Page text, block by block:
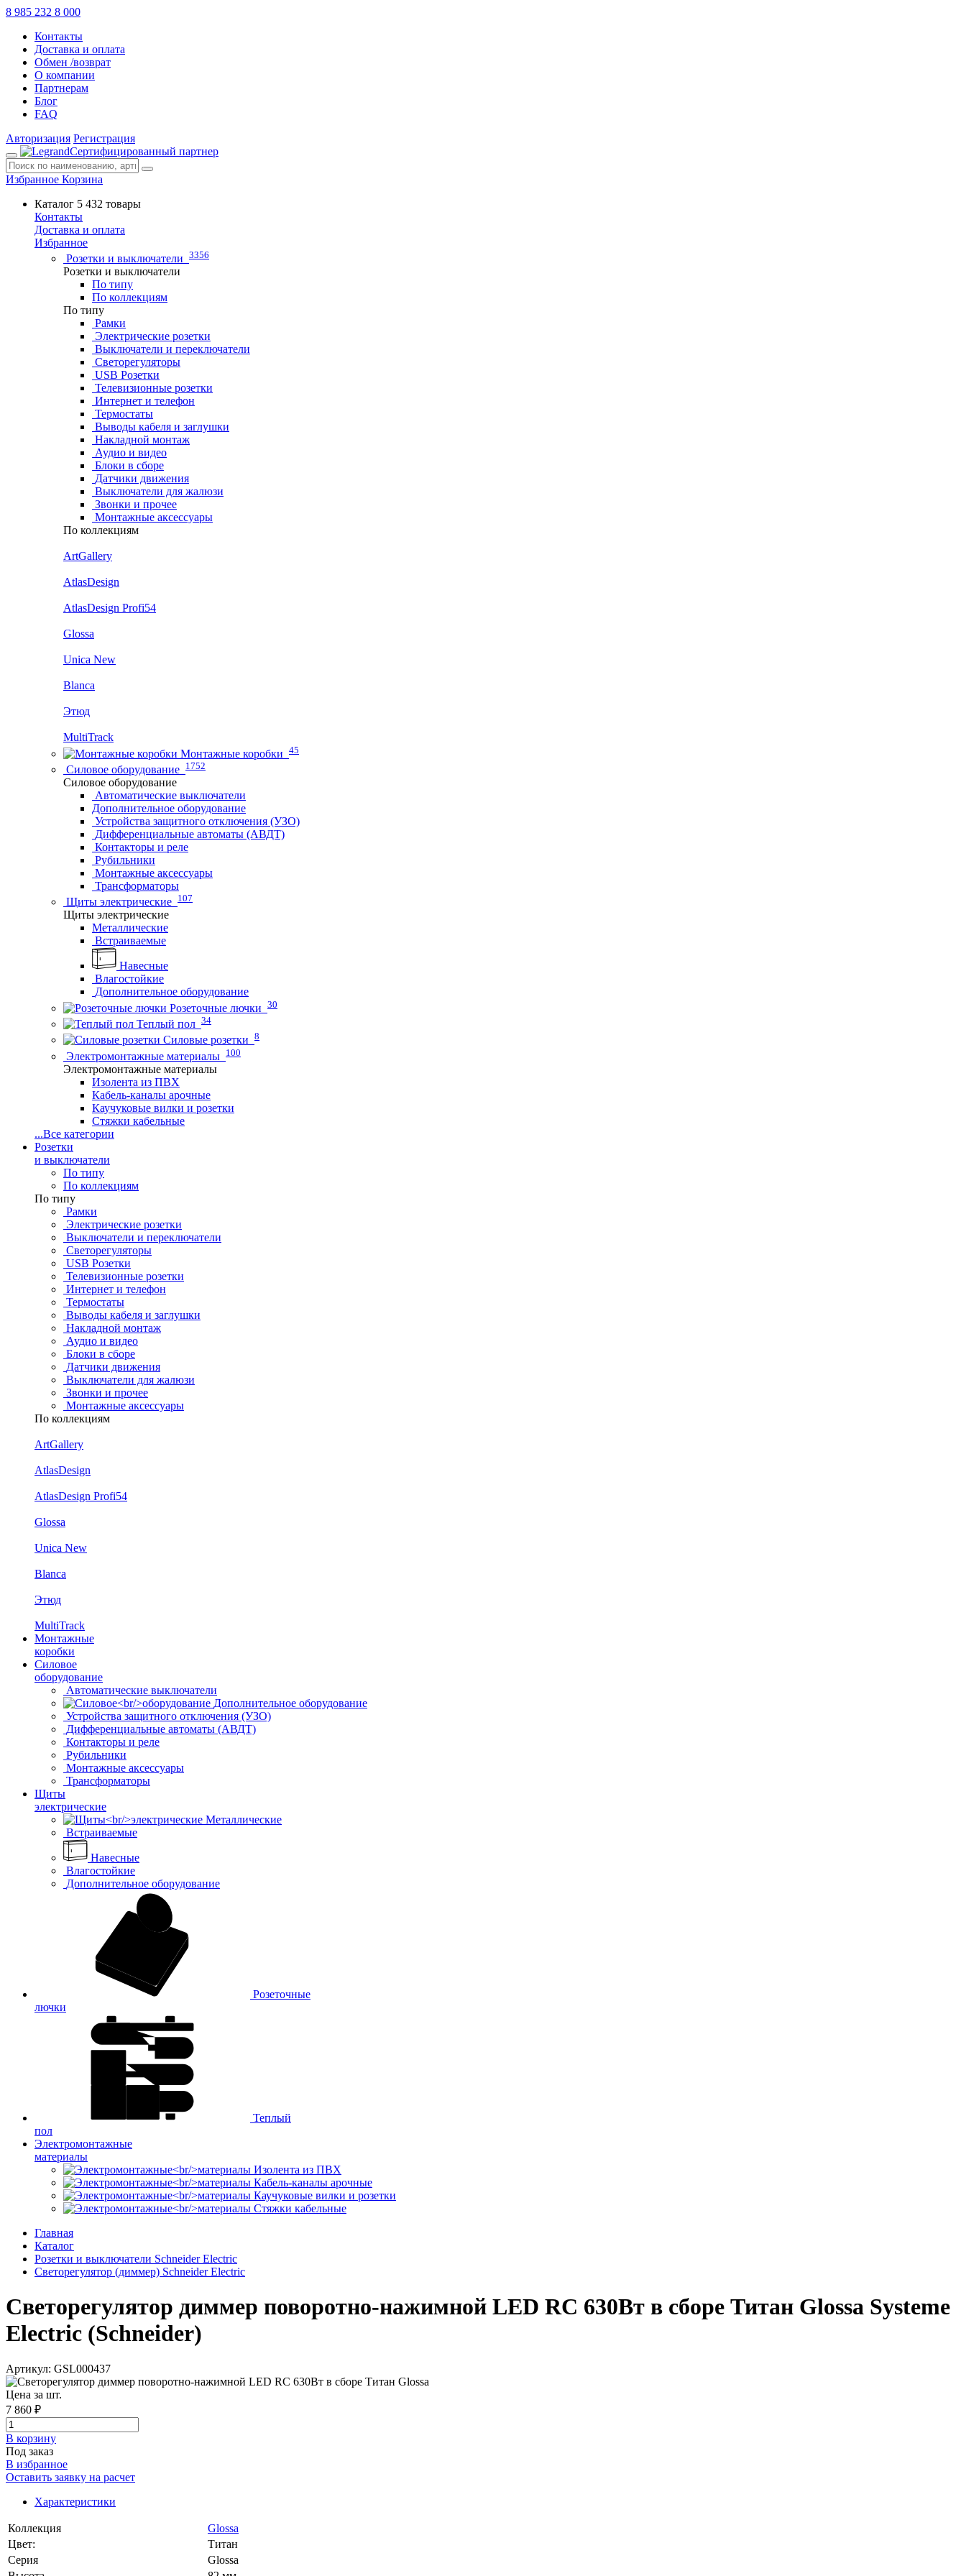
8 985 232 8 000
Контакты
Доставка и оплата
Обмен /возврат
О компании
Партнерам
Блог
FAQ
Авторизация Регистрация
Сертифицированный партнер
Избранное Корзина
Каталог 5 432 товары
Контакты
Доставка и оплата
Избранное
Розетки и выключатели 3356
Розетки и выключатели
По типу
По коллекциям
По типу
Рамки
Электрические розетки
Выключатели и переключатели
Светорегуляторы
USB Розетки
Телевизионные розетки
Интернет и телефон
Термостаты
Выводы кабеля и заглушки
Накладной монтаж
Аудио и видео
Блоки в сборе
Датчики движения
Выключатели для жалюзи
Звонки и прочее
Монтажные аксессуары
По коллекциям
ArtGallery
AtlasDesign
AtlasDesign Profi54
Glossa
Unica New
Blanca
Этюд
MultiTrack
Монтажные коробки 45
Силовое оборудование 1752
Силовое оборудование
Автоматические выключатели
Дополнительное оборудование
Устройства защитного отключения (УЗО)
Дифференциальные автоматы (АВДТ)
Контакторы и реле
Рубильники
Монтажные аксессуары
Трансформаторы
Щиты электрические 107
Щиты электрические
Металлические
Встраиваемые
Навесные
Влагостойкие
Дополнительное оборудование
Розеточные лючки 30
Теплый пол 34
Силовые розетки 8
Электромонтажные материалы 100
Электромонтажные материалы
Изолента из ПВХ
Кабель-каналы арочные
Каучуковые вилки и розетки
Стяжки кабельные
...Все категории
Розетки
и выключатели
По типу
По коллекциям
По типу
Рамки
Электрические розетки
Выключатели и переключатели
Светорегуляторы
USB Розетки
Телевизионные розетки
Интернет и телефон
Термостаты
Выводы кабеля и заглушки
Накладной монтаж
Аудио и видео
Блоки в сборе
Датчики движения
Выключатели для жалюзи
Звонки и прочее
Монтажные аксессуары
По коллекциям
ArtGallery
AtlasDesign
AtlasDesign Profi54
Glossa
Unica New
Blanca
Этюд
MultiTrack
Монтажные
коробки
Силовое
оборудование
Автоматические выключатели
Дополнительное оборудование
Устройства защитного отключения (УЗО)
Дифференциальные автоматы (АВДТ)
Контакторы и реле
Рубильники
Монтажные аксессуары
Трансформаторы
Щиты
электрические
Металлические
Встраиваемые
Навесные
Влагостойкие
Дополнительное оборудование
Розеточные
лючки
Теплый
пол
Электромонтажные
материалы
Изолента из ПВХ
Кабель-каналы арочные
Каучуковые вилки и розетки
Стяжки кабельные
Главная
Каталог
Розетки и выключатели Schneider Electric
Светорегулятор (диммер) Schneider Electric
Светорегулятор диммер поворотно-нажимной LED RC 630Вт в сборе Титан Glossa Systeme
Electric (Schneider)
Артикул: GSL000437
Цена за шт.
7 860 ₽
В корзинy
Под заказ
В избранное
Оставить заявку на расчет
Характеристики
Коллекция
Glossa
Цвет:
Титан
Серия
Glossa